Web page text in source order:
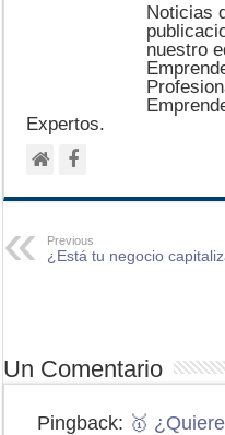
Noticias
nuestro
Expertos.
Previous
¿Está tu negocio
Un Comentario
Pingback: 🥇